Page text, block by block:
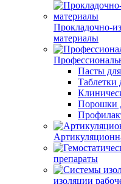
Прокладочно-
материалы
Пасты
Таблетки
Порошки
препараты
изоляции